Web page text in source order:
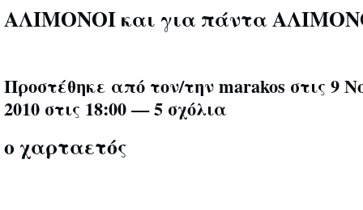
ΑΛΙΜΟΝΟΙ και για πάντα
Προστέθηκε από τον/τηνmarakos στις 9
2010 στις 18:00 —5 σχόλια
ο χαρταετός